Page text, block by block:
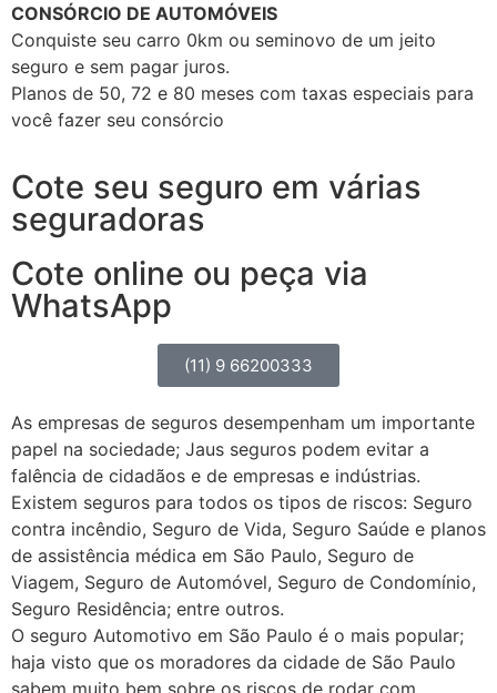
CONSÓRCIO DE AUTOMÓVEIS
Conquiste seu carro 0km ou seminovo de um jeito
seguro e sem pagar juros.
Planos de 50, 72 e 80 meses com taxas especiais para
você fazer seu consórcio
Cote seu seguro em várias
seguradoras
Cote online ou peça via
WhatsApp
(11) 9 66200333
As empresas de seguros desempenham um importante
papel na sociedade; Jaus seguros podem evitar a
falência de cidadãos e de empresas e indústrias.
Existem seguros para todos os tipos de riscos: Seguro
contra incêndio, Seguro de Vida, Seguro Saúde e planos
de assistência médica em São Paulo, Seguro de
Viagem, Seguro de Automóvel, Seguro de Condomínio,
Seguro Residência; entre outros.
O seguro Automotivo em São Paulo é o mais popular;
haja visto que os moradores da cidade de São Paulo